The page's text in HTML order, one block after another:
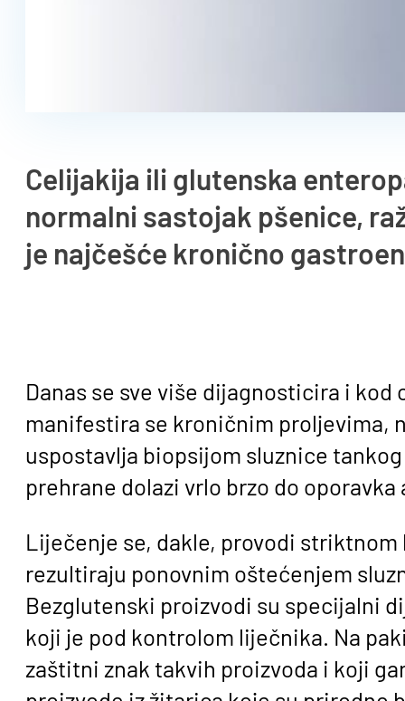
Celijakija ili glutenska
normalni sastojak pšenice,
je najčešće kronično
Danas se sve više dijagnosticira i
manifestira se kroničnim proljevima,
uspostavlja biopsijom sluznice
prehrane dolazi vrlo brzo do
Liječenje se, dakle, provodi
rezultiraju ponovnim oštećenjem
Bezglutenski proizvodi su specijalni
koji je pod kontrolom liječnika. Na
zaštitni znak takvih proizvoda i koji